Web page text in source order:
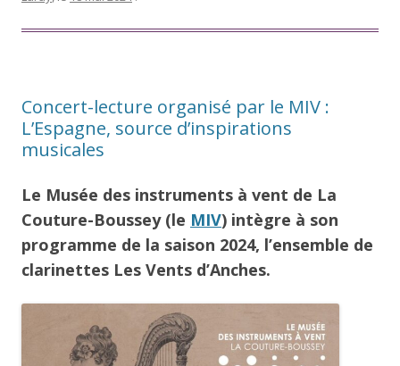
Concert-lecture organisé par le MIV :
L’Espagne, source d’inspirations
musicales
Le Musée des instruments à vent de La
Couture-Boussey (le MIV) intègre à son
programme de la saison 2024, l’ensemble de
clarinettes Les Vents d’Anches.